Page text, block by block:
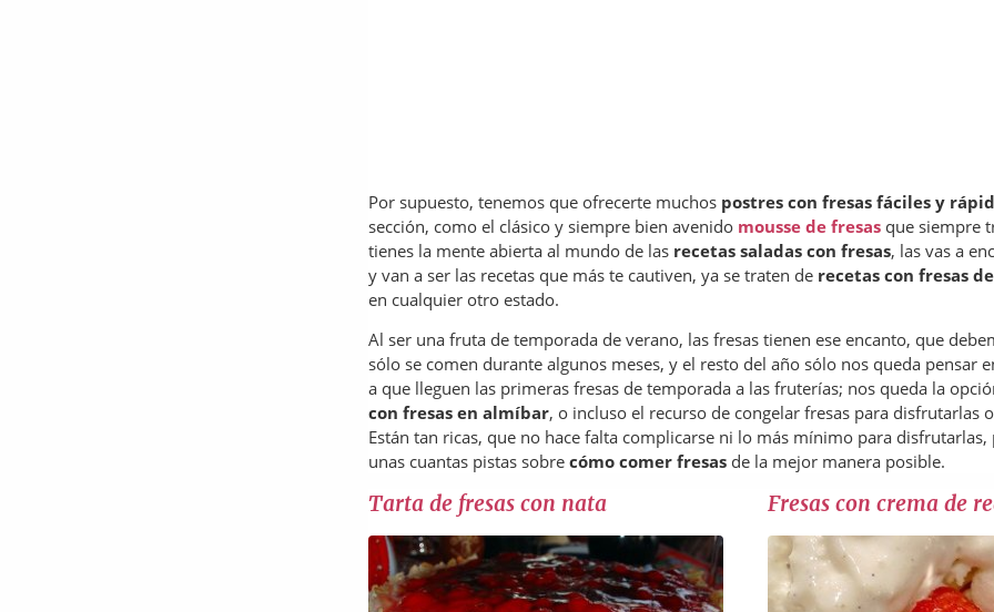
Por supuesto, tenemos que ofrecerte muchos postres con fresas fáciles y
sección, como el clásico y siempre bien avenido mousse de fresas que siempre
tienes la mente abierta al mundo de las recetas saladas con fresas, las vas a
y van a ser las recetas que más te cautiven, ya se traten de recetas con fresas
en cualquier otro estado.
Al ser una fruta de temporada de verano, las fresas tienen ese encanto, que
sólo se comen durante algunos meses, y el resto del año sólo nos queda pensar
a que lleguen las primeras fresas de temporada a las fruterías; nos queda la
con fresas en almíbar, o incluso el recurso de congelar fresas para disfrutarlas
Están tan ricas, que no hace falta complicarse ni lo más mínimo para
unas cuantas pistas sobre cómo comer fresas de la mejor manera posible.
Tarta de fresas con nata Fresas con crema de